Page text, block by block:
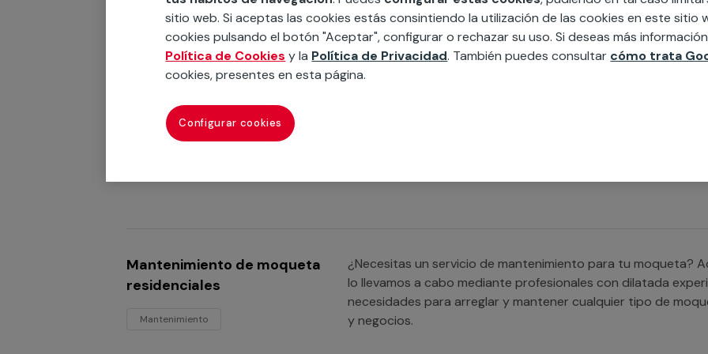
Instalación
moquetas industriales.
Instalación de moquetas
para oficinas
¿Necesitas un servicio de instalación de moquetas para
adapta a todos los espacios profesionales para instalar
Mantenimiento de moqueta
residenciales
Mantenimiento
¿Necesitas un servicio de mantenimiento para tu moqueta?
lo llevamos a cabo mediante profesionales con dilatada
necesidades para arreglar y mantener cualquier tipo de
y negocios.
sitio web. Si aceptas las cookies estás consintiendo la utilización de las cookies en este sitio
cookies pulsando el botón "Aceptar", configurar o rechazar su uso. Si deseas más
Política de Cookies y la Política de Privacidad. También puedes consultar cómo trata
cookies, presentes en esta página.
Configurar cookies